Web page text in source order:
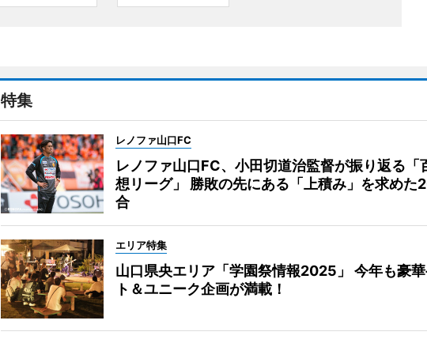
特集
レノファ山口FC
レノファ山口FC、小田切道治監督が振り返る「
想リーグ」 勝敗の先にある「上積み」を求めた
合
エリア特集
山口県央エリア「学園祭情報2025」 今年も豪
ト＆ユニーク企画が満載！